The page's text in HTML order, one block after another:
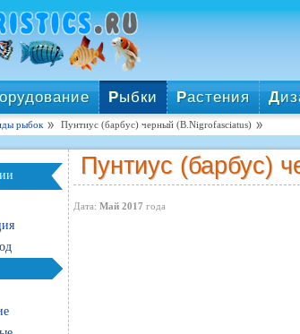
Рыбки Растения Д
рыбок Пунтиус (барбус) черный (B.Nigrofasciatus)
Пунтиус (барбус)
Дата: Май 2017 года